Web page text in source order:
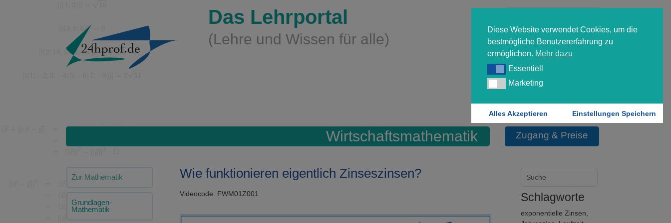
Diese Website verwendet Cookies, um die
bestmögliche Benutzererfahrung zu
ermöglichen. Mehr dazu
EssentiellEssentiell
MarketingMarketing
Alles Akzeptieren Einstellungen Speichern
Das Lehrportal
(Lehre und Wissen für alle)
Forgot your password?
Wirtschaftsmathematik Zugang & Preise
Zur Mathematik
Grundlagen-
Mathematik
Wie funktionieren eigentlich Zinseszinsen?
Videocode: FWM01Z001
Video-
Schlagworte
exponentielle Zinsen,